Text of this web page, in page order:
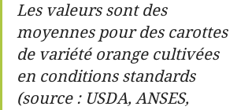
Les valeurs sont des
moyennes pour des carottes
de variété orange cultivées
en conditions standards
(source : USDA, ANSES,